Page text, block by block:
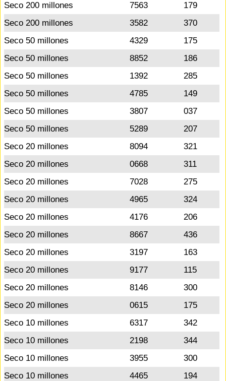
Seco 200 millones
7563
179
Seco 200 millones
3582
370
Seco 50 millones
4329
175
Seco 50 millones
8852
186
Seco 50 millones
1392
285
Seco 50 millones
4785
149
Seco 50 millones
3807
037
Seco 50 millones
5289
207
Seco 20 millones
8094
321
Seco 20 millones
0668
311
Seco 20 millones
7028
275
Seco 20 millones
4965
324
Seco 20 millones
4176
206
Seco 20 millones
8667
436
Seco 20 millones
3197
163
Seco 20 millones
9177
115
Seco 20 millones
8146
300
Seco 20 millones
0615
175
Seco 10 millones
6317
342
Seco 10 millones
2198
344
Seco 10 millones
3955
300
Seco 10 millones
4465
194